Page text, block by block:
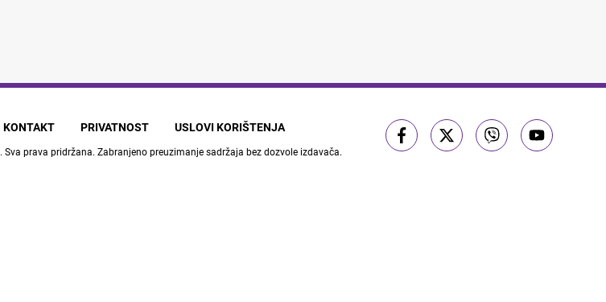
KONTAKT PRIVATNOST USLOVI KORIŠTENJA
. Sva prava pridržana. Zabranjeno preuzimanje sadržaja bez dozvole izdavača.